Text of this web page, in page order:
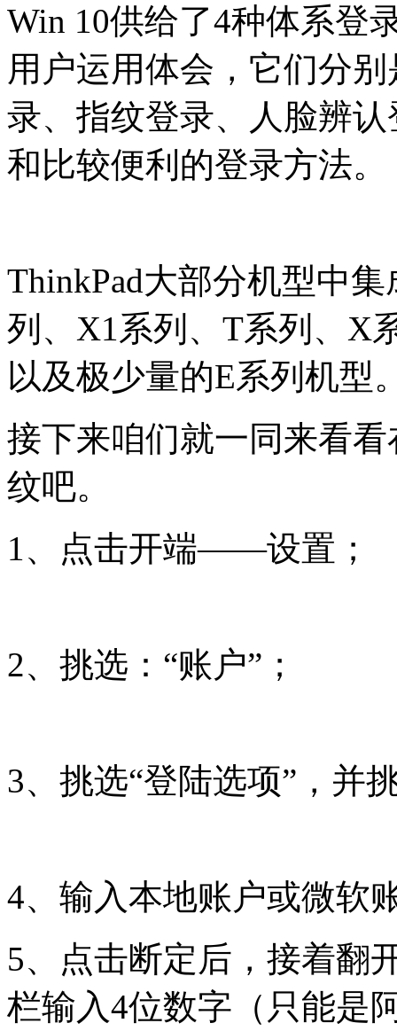
Win 10供给了4种体系登
用户运用体会，它们分
录、指纹登录、人脸辨
和比较便利的登录方法。
ThinkPad大部分机型中
列、X1系列、T系列、X
以及极少量的E系列机型
接下来咱们就一同来看
纹吧。
1、点击开端——设置；
2、挑选：“账户”；
3、挑选“登陆选项”，
4、输入本地账户或微软
5、点击断定后，接着翻
栏输入4位数字（只能是